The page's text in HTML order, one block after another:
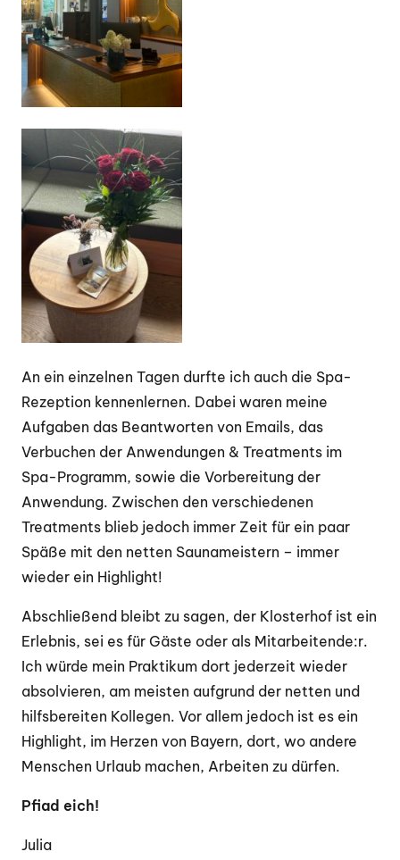
An ein einzelnen Tagen durfte ich auch die Spa-
Rezeption kennenlernen. Dabei waren meine
Aufgaben das Beantworten von Emails, das
Verbuchen der Anwendungen & Treatments im
Spa-Programm, sowie die Vorbereitung der
Anwendung. Zwischen den verschiedenen
Treatments blieb jedoch immer Zeit für ein paar
Späße mit den netten Saunameistern – immer
wieder ein Highlight!
Abschließend bleibt zu sagen, der Klosterhof ist ein
Erlebnis, sei es für Gäste oder als Mitarbeitende:r.
Ich würde mein Praktikum dort jederzeit wieder
absolvieren, am meisten aufgrund der netten und
hilfsbereiten Kollegen. Vor allem jedoch ist es ein
Highlight, im Herzen von Bayern, dort, wo andere
Menschen Urlaub machen, Arbeiten zu dürfen.
Pfiad eich!
Julia